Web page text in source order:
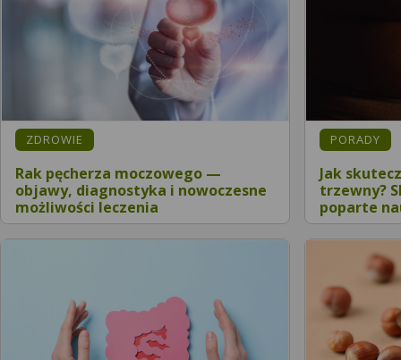
ZDROWIE
Rak pęcherza moczowego —
objawy, diagnostyka i nowoczesne
możliwości leczenia
PORADY
Jak
trzewny?
poparte